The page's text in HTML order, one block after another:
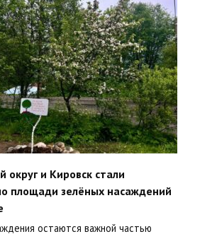
округ и Кировск стали
площади зелёных насаждений
остаются важной частью